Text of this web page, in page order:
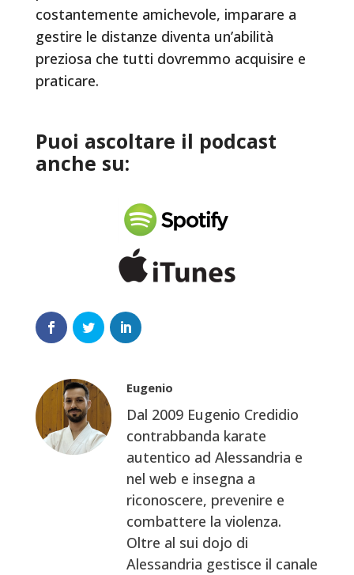
costantemente amichevole, imparare a
gestire le distanze diventa un’abilità
preziosa che tutti dovremmo acquisire e
praticare.
Puoi ascoltare il podcast
anche su:
Eugenio
Dal 2009 Eugenio Credidio
contrabbanda karate
autentico ad Alessandria e
nel web e insegna a
riconoscere, prevenire e
combattere la violenza.
Oltre al sui dojo di
Alessandria gestisce il canale